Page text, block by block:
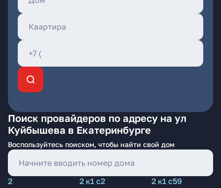
Поиск провайдеров по адресу на ул
Куйбышева в Екатеринбурге
Воспользуйтесь поиском, чтобы найти свой дом
2 2 к1 с2
2 к1 с59